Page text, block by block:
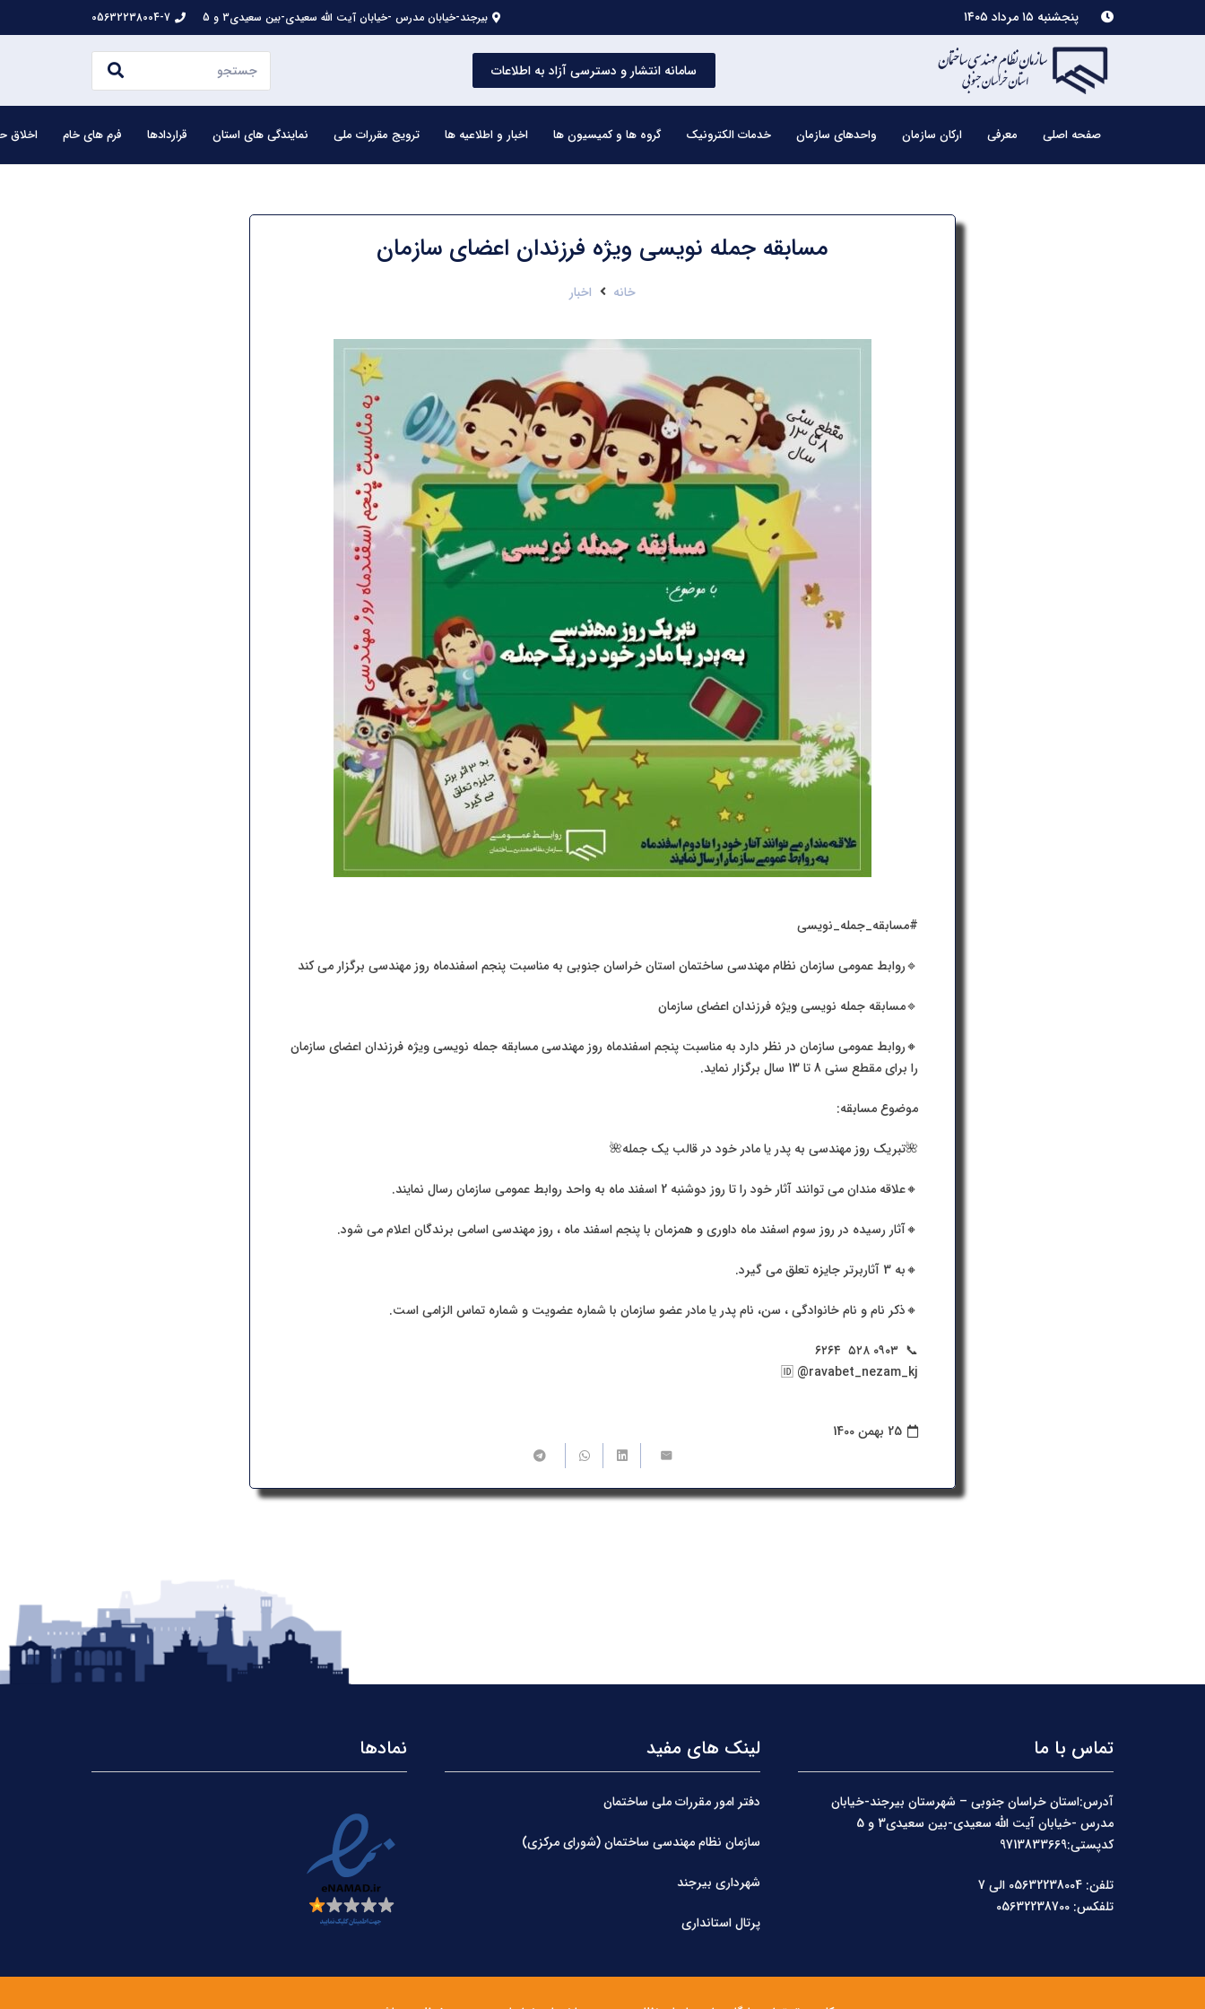
پنجشنبه ۱۵ مرداد ۱۴۰۵ بیرجند-خیابان مدرس -خیابان آیت الله سعیدی-بین سعیدی3 و 5 05632238004-7
سامانه انتشار و دسترسی آزاد به اطلاعات
صفحه اصلی معرفی ارکان سازمان واحدهای سازمان خدمات الکترونیک گروه ها و کمیسیون ها اخبار و اطلاعیه ها ترویج مقررات ملی نمایندگی های استان قراردادها فرم های خام اخلاق
مسابقه جمله نویسی ویژه فرزندان اعضای سازمان
خانه اخبار
#مسابقه_جمله_نویسی
🔹روابط عمومی سازمان نظام مهندسی ساختمان استان خراسان جنوبی به مناسبت پنجم اسفندماه روز مهندسی برگزار می کند
🔹مسابقه جمله نویسی ویژه فرزندان اعضای سازمان
🔸روابط عمومی سازمان در نظر دارد به مناسبت پنجم اسفندماه روز مهندسی مسابقه جمله نویسی ویژه فرزندان اعضای سازمان
را برای مقطع سنی 8 تا 13 سال برگزار نماید.
موضوع مسابقه:
🌺تبریک روز مهندسی به پدر یا مادر خود در قالب یک جمله🌺
🔸علاقه مندان می توانند آثار خود را تا روز دوشنبه 2 اسفند ماه به واحد روابط عمومی سازمان رسال نمایند.
🔸آثار رسیده در روز سوم اسفند ماه داوری و همزمان با پنجم اسفند ماه ، روز مهندسی اسامی برندگان اعلام می شود.
🔸به 3 آثاربرتر جایزه تعلق می گیرد.
🔸ذکر نام و نام خانوادگی ، سن، نام پدر یا مادر عضو سازمان با شماره عضویت و شماره تماس الزامی است.
📞 ‌ ۰۹۰۳‌ ۵۲۸ ‌ ۶۲۶۴
🆔 @ravabet_nezam_kj
25 بهمن 1400
تماس با ما
آدرس:استان خراسان جنوبی – شهرستان بیرجند-خیابان
کدپستی:9713833669
تلفن: 05632238004 الی 7
تلفکس: 05632238700
لینک های مفید
دفتر امور مقررات ملی ساختمان
سازمان نظام مهندسی ساختمان (شورای مرکزی)
شهرداری بیرجند
پرتال استانداری
نمادها